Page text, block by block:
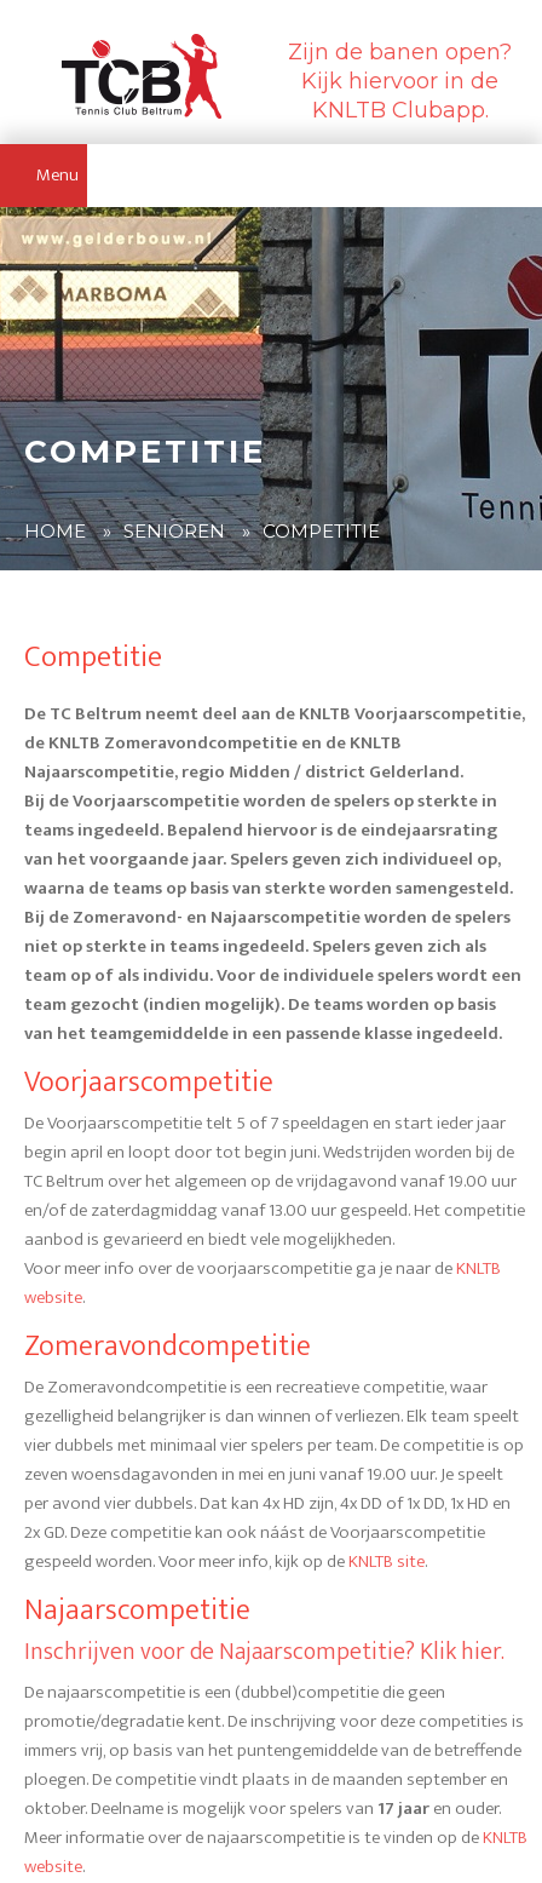
Zijn de banen open?
Kijk hiervoor in de
KNLTB Clubapp.
Menu
HOME » SENIOREN » COMPETITIE
COMPETITIE
Competitie
De TC Beltrum neemt deel aan de KNLTB Voorjaarscompetitie,
de KNLTB Zomeravondcompetitie en de KNLTB
Najaarscompetitie, regio Midden / district Gelderland.
Bij de Voorjaarscompetitie worden de spelers op sterkte in
teams ingedeeld. Bepalend hiervoor is de eindejaarsrating
van het voorgaande jaar. Spelers geven zich individueel op,
waarna de teams op basis van sterkte worden samengesteld.
Bij de Zomeravond- en Najaarscompetitie worden de spelers
niet op sterkte in teams ingedeeld. Spelers geven zich als
team op of als individu. Voor de individuele spelers wordt een
team gezocht (indien mogelijk). De teams worden op basis
van het teamgemiddelde in een passende klasse ingedeeld.
Voorjaarscompetitie
De Voorjaarscompetitie telt 5 of 7 speeldagen en start ieder jaar
begin april en loopt door tot begin juni. Wedstrijden worden bij de
TC Beltrum over het algemeen op de vrijdagavond vanaf 19.00 uur
en/of de zaterdagmiddag vanaf 13.00 uur gespeeld. Het competitie
aanbod is gevarieerd en biedt vele mogelijkheden.
Voor meer info over de voorjaarscompetitie ga je naar deKNLTB
website.
Zomeravondcompetitie
De Zomeravondcompetitie is een recreatieve competitie, waar
gezelligheid belangrijker is dan winnen of verliezen. Elk team speelt
vier dubbels met minimaal vier spelers per team. De competitie is op
zeven woensdagavonden in mei en juni vanaf 19.00 uur. Je speelt
per avond vier dubbels. Dat kan 4x HD zijn, 4x DD of 1x DD, 1x HD en
2x GD. Deze competitie kan ook náást de Voorjaarscompetitie
gespeeld worden. Voor meer info, kijk op deKNLTB site.
Najaarscompetitie
Inschrijven voor de Najaarscompetitie? Klik hier.
De najaarscompetitie is een (dubbel)competitie die geen
promotie/degradatie kent. De inschrijving voor deze competities is
immers vrij, op basis van het puntengemiddelde van de betreffende
ploegen. De competitie vindt plaats in de maanden september en
oktober. Deelname is mogelijk voor spelers van 17 jaaren ouder.
Meer informatie over de najaarscompetitie is te vinden op deKNLTB
website.